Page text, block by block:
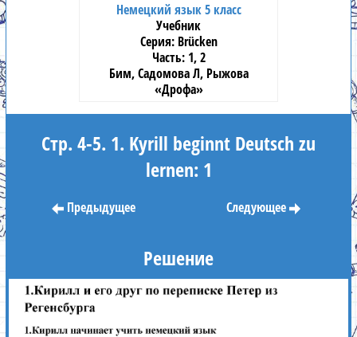
Немецкий язык 5 класс
Учебник
Brücken
1, 2
Бим, Садомова Л, Рыжова
«Дрофа»
Стр. 4-5. 1. Kyrill beginnt Deutsch zu
lernen: 1
Предыдущее Следующее
Решение